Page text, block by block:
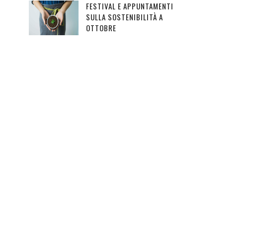
FESTIVAL E APPUNTAMENTI
SULLA SOSTENIBILITÀ A
OTTOBRE